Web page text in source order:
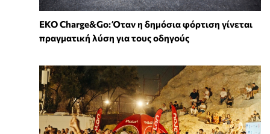
EKO Charge&Go: Όταν η δημόσια φόρτιση γίνεται
πραγματική λύση για τους οδηγούς